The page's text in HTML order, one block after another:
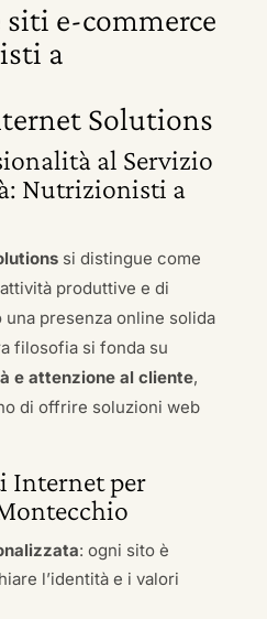
siti e-commerce
a
Solutions
al Servizio
Nutrizionisti a
si distingue come
produttive e di
presenza online solida
filosofia si fonda su
e attenzione al cliente,
di offrire soluzioni web
Internet per
: ogni sito è
l’identità e i valori